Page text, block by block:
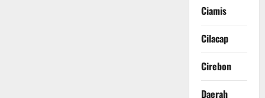
Ciamis
Cilacap
Cirebon
Daerah